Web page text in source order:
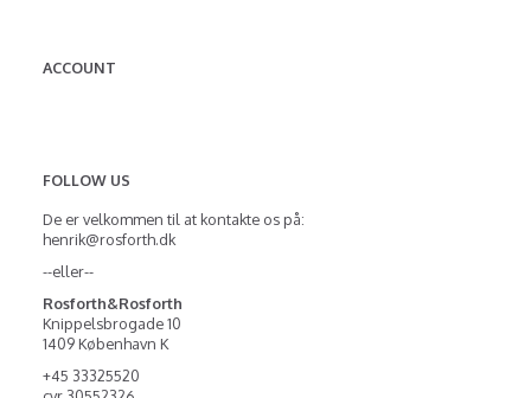
ACCOUNT
FOLLOW US
De er velkommen til at kontakte os på:
henrik@rosforth.dk
--eller--
Rosforth&Rosforth
Knippelsbrogade 10
1409 København K
+45 33325520